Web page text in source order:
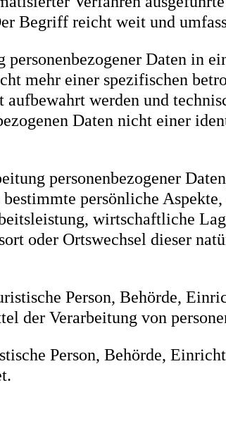
Begriff reicht weit und
Daten in
mehr einer spezifischen
werden und
Daten nicht einer
personenbezogener
persönliche
wirtschaftliche
oder Ortswechsel dieser
Person, Behörde,
der Verarbeitung von
Person, Behörde,